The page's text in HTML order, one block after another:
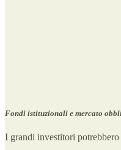
Fondi istituzionali e mercato
I grandi investitori